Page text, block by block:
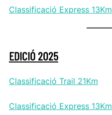
Classificació Express 13Km
EDICIÓ 2025
Classificació Trail 21Km
Classificació Express 13Km